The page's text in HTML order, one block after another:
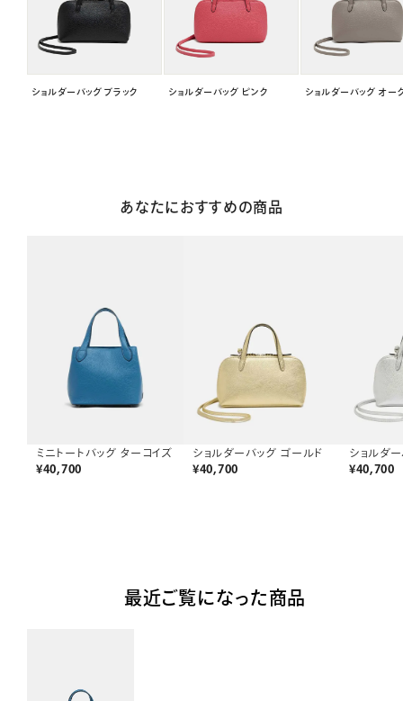
ショルダーバッグ ブラック ショルダーバッグ ピンク ショルダーバッグ オー
あなたにおすすめの商品
ミニトートバッグ ターコイズ
¥40,700
ショルダーバッグ ゴールド
¥40,700
ショルダ
¥40,700
最近ご覧になった商品